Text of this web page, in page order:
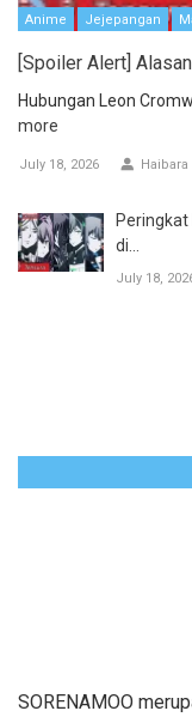
Anime Jejepangan
[Spoiler Alert]
Hubungan Leon
more
July 18, 2026 Haibara
di...
July 18,
SORENAMOO